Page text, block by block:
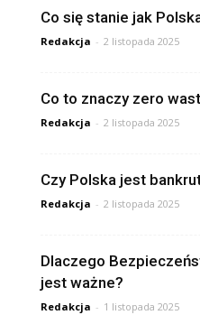
Co się stanie jak
Redakcja - 2 listopada 2025
Co to znaczy zero
Redakcja - 2 listopada 2025
Czy Polska jest
Redakcja - 2 listopada 2025
Dlaczego
jest ważne?
Redakcja - 1 listopada 2025